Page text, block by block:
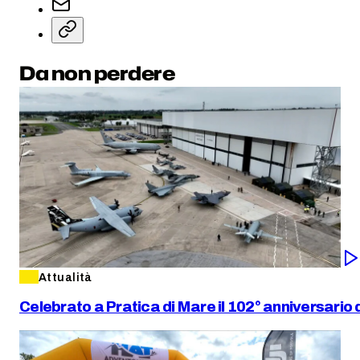
Da non perdere
Attualità
Celebrato a Pratica di Mare il 102°